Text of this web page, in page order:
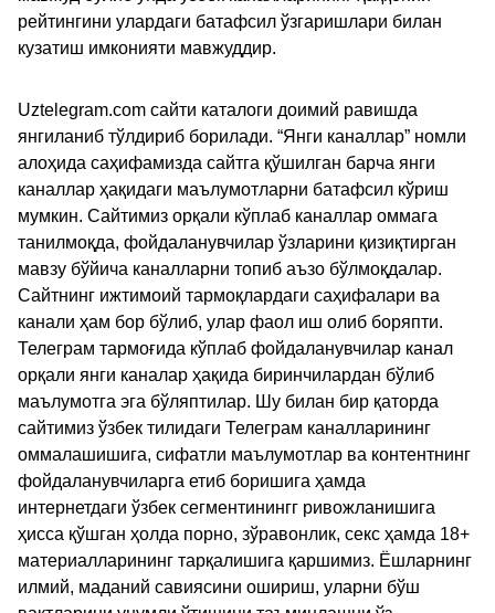
рейтингини улардаги батафсил ўзгаришлари билан
кузатиш имконияти мавжуддир.
Uztelegram.com сайти каталоги доимий равишда
янгиланиб тўлдириб борилади. “Янги каналлар” номли
алоҳида саҳифамизда сайтга қўшилган барча янги
каналлар ҳақидаги маълумотларни батафсил кўриш
мумкин. Сайтимиз орқали кўплаб каналлар оммага
танилмоқда, фойдаланувчилар ўзларини қизиқтирган
мавзу бўйича каналларни топиб аъзо бўлмоқдалар.
Сайтнинг ижтимоий тармоқлардаги саҳифалари ва
канали ҳам бор бўлиб, улар фаол иш олиб боряпти.
Телеграм тармоғида кўплаб фойдаланувчилар канал
орқали янги каналар ҳақида биринчилардан бўлиб
маълумотга эга бўляптилар. Шу билан бир қаторда
сайтимиз ўзбек тилидаги Телеграм каналларининг
оммалашишига, сифатли маълумотлар ва контентнинг
фойдаланувчиларга етиб боришига ҳамда
интернетдаги ўзбек сегментинингг ривожланишига
ҳисса қўшган ҳолда порно, зўравонлик, секс ҳамда 18+
материалларининг тарқалишига қаршимиз. Ёшларнинг
илмий, маданий савиясини ошириш, уларни бўш